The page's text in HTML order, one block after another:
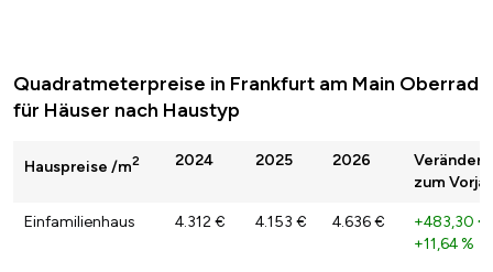
Quadratmeterpreise in Frankfurt am Main Oberrad
für Häuser nach Haustyp
Hauspreise /m2 2024 2025 2026
zum
Einfamilienhaus 4.312 € 4.153 € 4.636 € +483,30 €
+11,64 %